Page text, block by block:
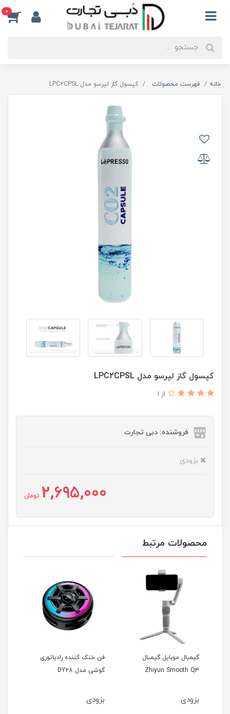
0
خانه فهرست محصولات کپسول گاز لپرسو مدل LPC2CPSL
کپسول گاز لپرسو مدل LPC2CPSL
از 1
فروشنده: دبی تجارت
بزودی
2,695,000 تومان
محصولات مرتبط
گیمبال موبایل گیمبال
Zhiyun Smooth Q3
بزودی
فن خنک کننده رادیاتوری
گوشی مدل DY28
بزودی